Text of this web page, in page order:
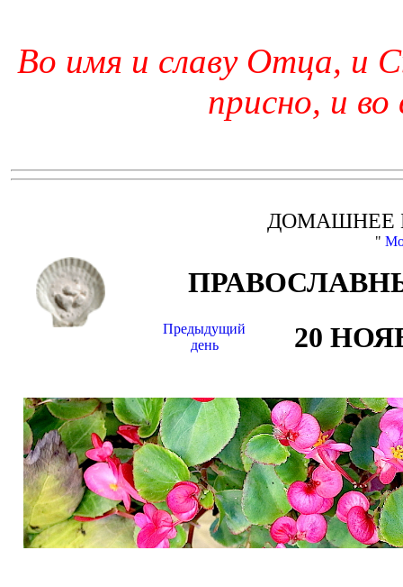
Во имя и славу Отца, и
присно, и во
ДОМАШНЕЕ
"
Предыдущий
день
20